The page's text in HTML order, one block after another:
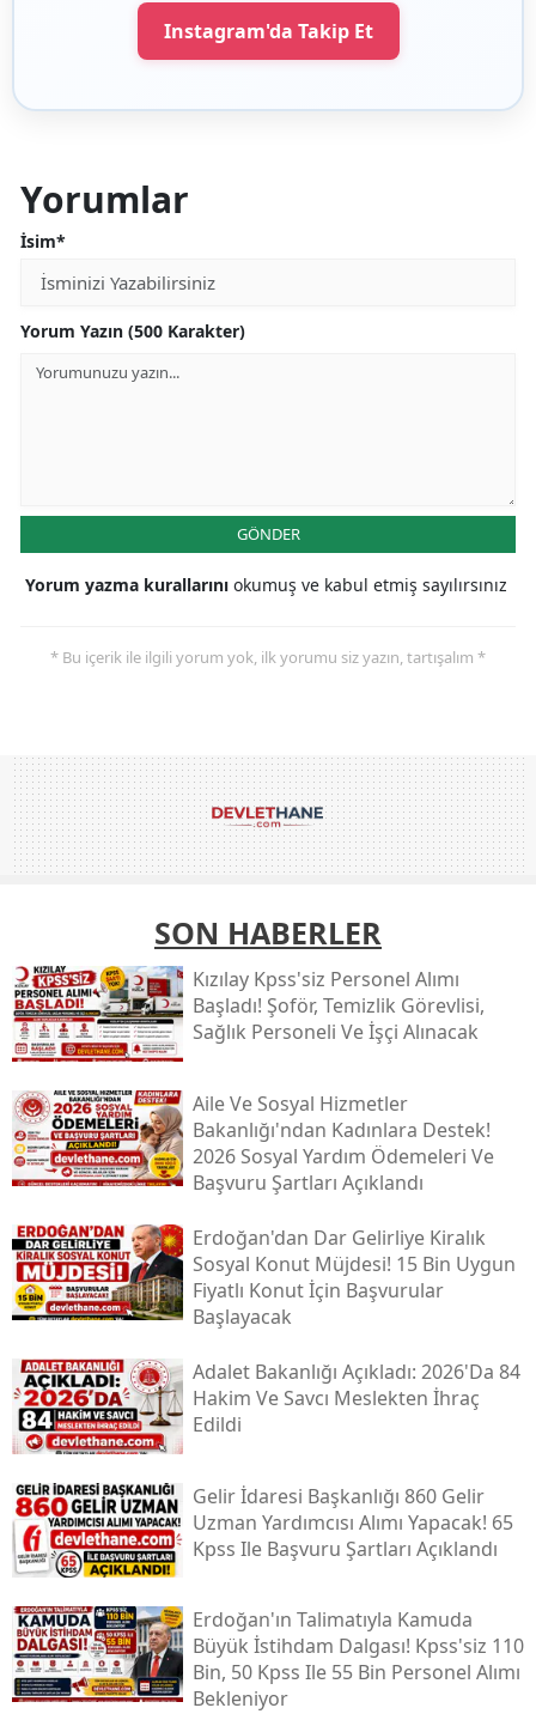
Instagram'da Takip Et
Yorumlar
İsim*
Yorum Yazın (500 Karakter)
GÖNDER
Yorum yazma kurallarını okumuş ve kabul etmiş sayılırsınız
* Bu içerik ile ilgili yorum yok, ilk yorumu siz yazın, tartışalım *
SON HABERLER
Kızılay Kpss'siz Personel Alımı
Başladı! Şoför, Temizlik Görevlisi,
Sağlık Personeli Ve İşçi Alınacak
Aile Ve Sosyal Hizmetler
Bakanlığı'ndan Kadınlara Destek!
2026 Sosyal Yardım Ödemeleri Ve
Başvuru Şartları Açıklandı
Erdoğan'dan Dar Gelirliye Kiralık
Sosyal Konut Müjdesi! 15 Bin Uygun
Fiyatlı Konut İçin Başvurular
Başlayacak
Adalet Bakanlığı Açıkladı: 2026'da 84
Hakim Ve Savcı Meslekten İhraç
Edildi
Gelir İdaresi Başkanlığı 860 Gelir
Uzman Yardımcısı Alımı Yapacak! 65
Kpss Ile Başvuru Şartları Açıklandı
Erdoğan'ın Talimatıyla Kamuda
Büyük İstihdam Dalgası! Kpss'siz 110
Bin, 50 Kpss Ile 55 Bin Personel Alımı
Bekleniyor